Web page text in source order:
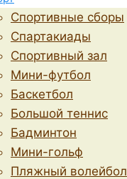
Спортивные сборы
Спартакиады
Спортивный зал
Мини-футбол
Баскетбол
Большой теннис
Бадминтон
Мини-гольф
Пляжный волейбол